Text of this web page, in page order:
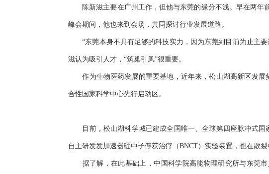
陈新滋主要在广州工作，但他与东莞的缘分不浅。早在两年
峰会期间，他也来到会场，共同探讨行业发展道路。
“东莞本身不具有足够的科技实力，因为东莞到目前为止主要
滋认为吸引人才，“筑巢引凤”很重要。
作为生物医药发展的重要基地，近年来，松山湖高新区发展
合性国家科学中心先行启动区。
目前，松山湖科学城已建成全国唯一、全球第四座脉冲式国
自主研发发加速器硼中子俘获治疗（BNCT）实验装置，也在散裂
据了解，在此基础上，中国科学院高能物理研究所与东莞市